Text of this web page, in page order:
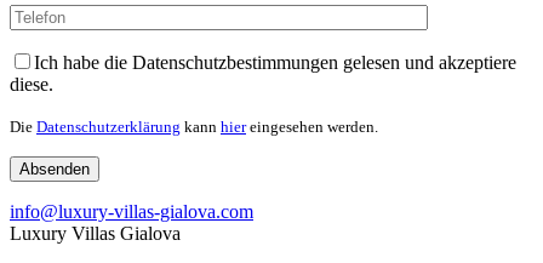
Please leave this field empty.
Ich habe die Datenschutzbestimmungen gelesen und akzeptiere
diese.
Die Datenschutzerklärung kann hiereingesehen werden.
info@luxury-villas-gialova.com
Luxury Villas Gialova